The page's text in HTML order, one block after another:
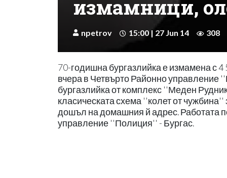
измамници,
npetrov 15:00 | 27 Jun 14 308
70-годишна бургазлийка е измамена с
вчера в Четвърто Районно
бургазлийка от комплекс ''Меден
класическата схема ''колет от
дошъл на домашния й адрес. Работата
управление ''Полиция'' - Бургас.